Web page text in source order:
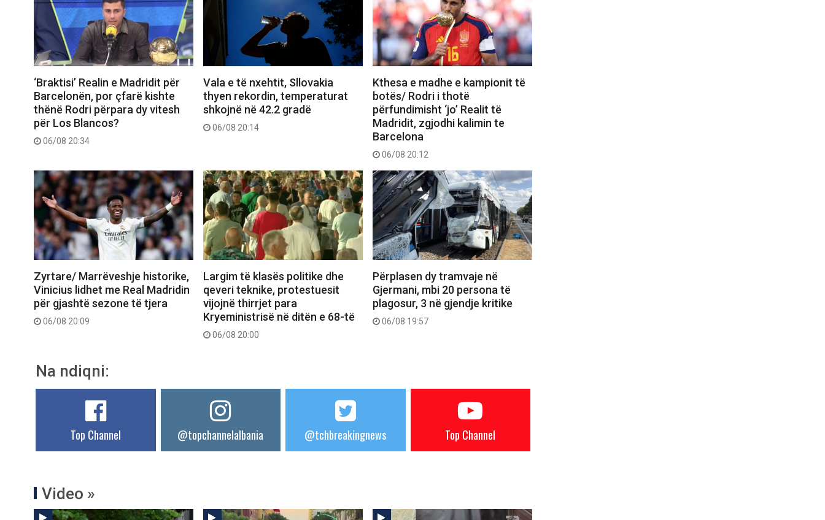
‘Braktisi’ Realin e Madridit për
Barcelonën, por çfarë kishte
thënë Rodri përpara dy vitesh
për Los Blancos?
06/08 20:34
Vala e të nxehtit, Sllovakia
thyen rekordin, temperaturat
shkojnë në 42.2 gradë
06/08 20:14
Kthesa e madhe e kampionit të
botës/ Rodri i thotë
përfundimisht ‘jo’ Realit të
Madridit, zgjodhi kalimin te
Barcelona
06/08 20:12
Zyrtare/ Marrëveshje historike,
Vinicius lidhet me Real Madridin
për gjashtë sezone të tjera
06/08 20:09
Largim të klasës politike dhe
qeveri teknike, protestuesit
vijojnë thirrjet para
Kryeministrisë në ditën e 68-të
06/08 20:00
Përplasen dy tramvaje në
Gjermani, mbi 20 persona të
plagosur, 3 në gjendje kritike
06/08 19:57
Na ndiqni:
Top Channel @topchannelalbania @tchbreakingnews Top Channel
Video »